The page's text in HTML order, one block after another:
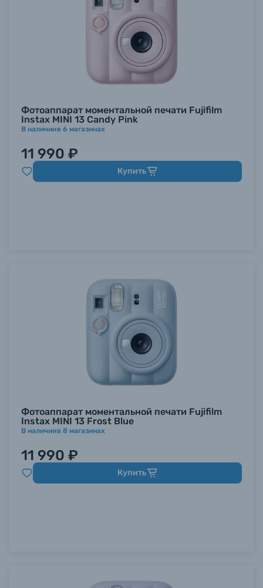
Фотоаппарат моментальной печати Fujifilm
Instax MINI 13 Candy Pink
В наличиив 6 магазинах
11 990 ₽
Купить
Фотоаппарат моментальной печати Fujifilm
Instax MINI 13 Frost Blue
В наличиив 8 магазинах
11 990 ₽
Купить